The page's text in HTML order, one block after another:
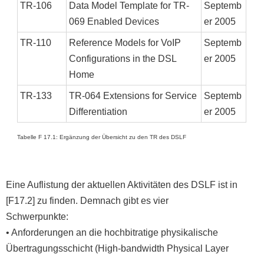
TR-106
Data Model Template for TR-
069 Enabled Devices
Septemb
er 2005
TR-110
Reference Models for VoIP
Configurations in the DSL
Home
Septemb
er 2005
TR-133
TR-064 Extensions for Service
Differentiation
Septemb
er 2005
Tabelle F 17.1: Ergänzung der Übersicht zu den TR des DSLF
Eine Auflistung der aktuellen Aktivitäten des DSLF ist in
[F17.2] zu finden. Demnach gibt es vier
Schwerpunkte:
• Anforderungen an die hochbitratige physikalische
Übertragungsschicht (High-bandwidth Physical Layer